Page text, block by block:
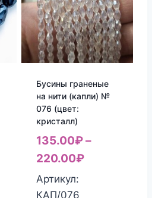
Бусины граненые
на нити (капли) №
076 (цвет:
кристалл)
135.00₽–
220.00₽
Артикул:
КАП/076